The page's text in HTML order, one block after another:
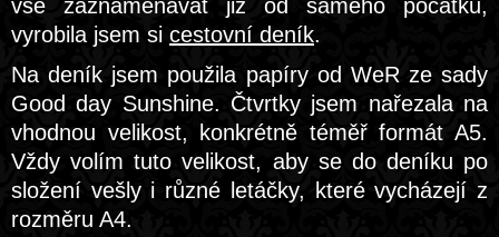
vše zaznamenávat již od samého počátku,
vyrobila jsem si cestovní deník.
Na deník jsem použila papíry od WeR ze sady
Good day Sunshine. Čtvrtky jsem nařezala na
vhodnou velikost, konkrétně téměř formát A5.
Vždy volím tuto velikost, aby se do deníku po
složení vešly i různé letáčky, které vycházejí z
rozměru A4.